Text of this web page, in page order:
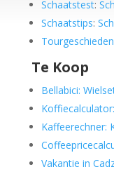
Schaatstest:
Schaatstips:
Te Koop
Bellabici:
Kaffeerechner:
Vakantie in